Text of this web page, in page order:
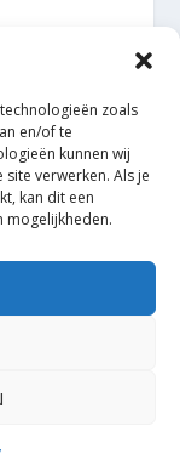
zoals
en/of te
kunnen wij
verwerken. Als je
kan dit een
mogelijkheden.
gemaakt door